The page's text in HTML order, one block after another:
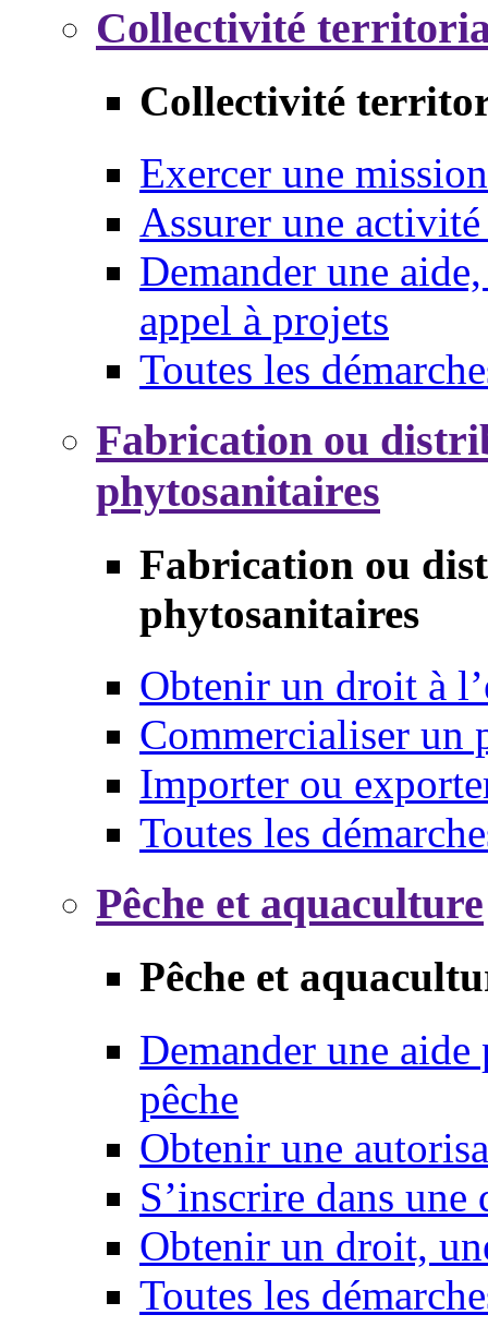
Collectivité
Collectivité
Exercer une mission
Assurer une
Demander une
appel à projets
Toutes les
Fabrication ou
phytosanitaires
Fabrication ou
phytosanitaires
Obtenir un droit à
Commercialiser un
Importer ou
Toutes les
Pêche et aquaculture
Pêche et
Demander une
pêche
Obtenir une
S’inscrire dans une
Obtenir un droit,
Toutes les